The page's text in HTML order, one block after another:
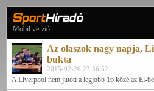
Mobil verzió
Az olaszok nagy napja,
bukta
2015-02-26 23:36:52
A Liverpool nem jutott a legjobb 16 közé az El-